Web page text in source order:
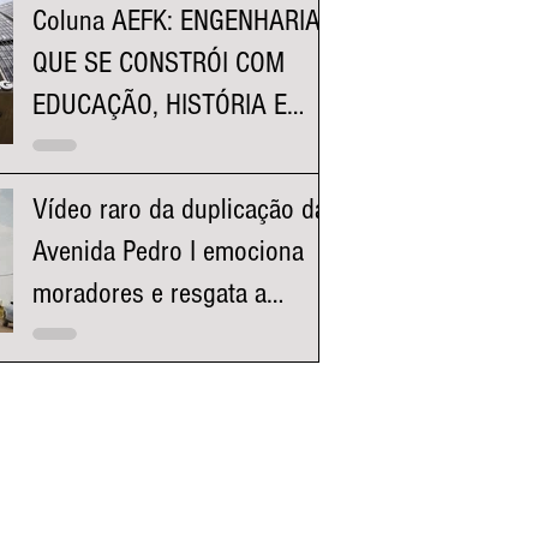
Coluna AEFK: ENGENHARIA
QUE SE CONSTRÓI COM
EDUCAÇÃO, HISTÓRIA E
REPRESENTATIVIDADE
Vídeo raro da duplicação da
Avenida Pedro I emociona
moradores e resgata a
história da região da